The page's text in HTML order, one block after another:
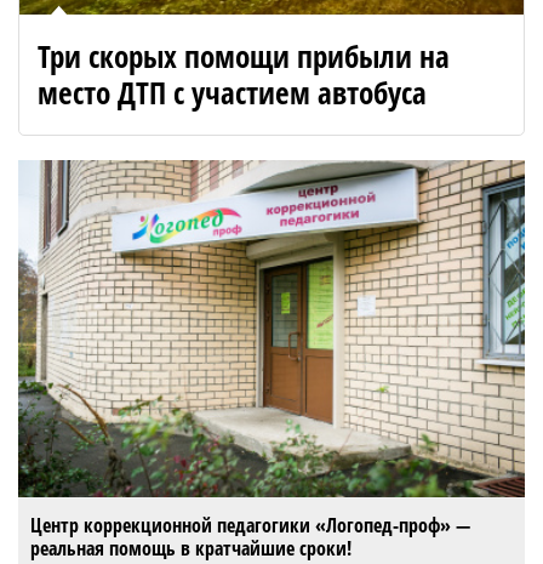
Три скорых помощи прибыли на
место ДТП с участием автобуса
Центр коррекционной педагогики «Логопед-проф» —
реальная помощь в кратчайшие сроки!